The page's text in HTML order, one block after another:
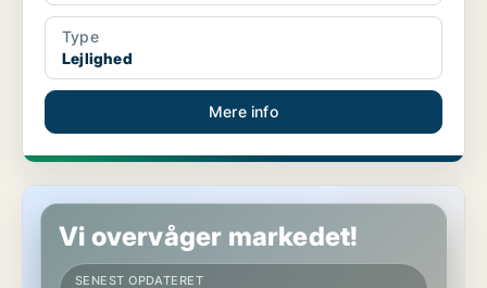
Type
Lejlighed
Mere info
Lejlighed i Kastrup
Vi overvåger markedet!
SENEST OPDATERET